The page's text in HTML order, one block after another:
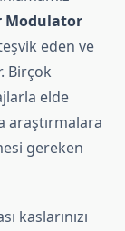
Modulator
eden ve
Birçok
elde
araştırmalara
gereken
kaslarınızı